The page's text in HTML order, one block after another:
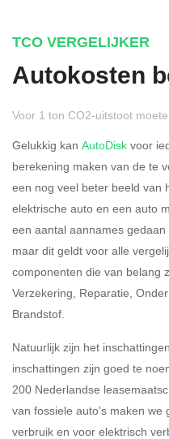
Rijdt u meer dan 500
kilometer privé?
37,07%
Eigen
TCO VERGELIJKER
Autokosten
Voor 1 ton CO2-uitstoot
Gelukkig kan AutoDisk voor
berekening maken van de te
een nog veel beter beeld van
elektrische auto en een auto
een aantal aannames
maar dit geldt voor alle
componenten die van belang
Verzekering, Reparatie,
Brandstof.
Natuurlijk zijn het
inschattingen zijn goed te
200 Nederlandse
van fossiele auto's maken we
verbruik en voor elektrisch